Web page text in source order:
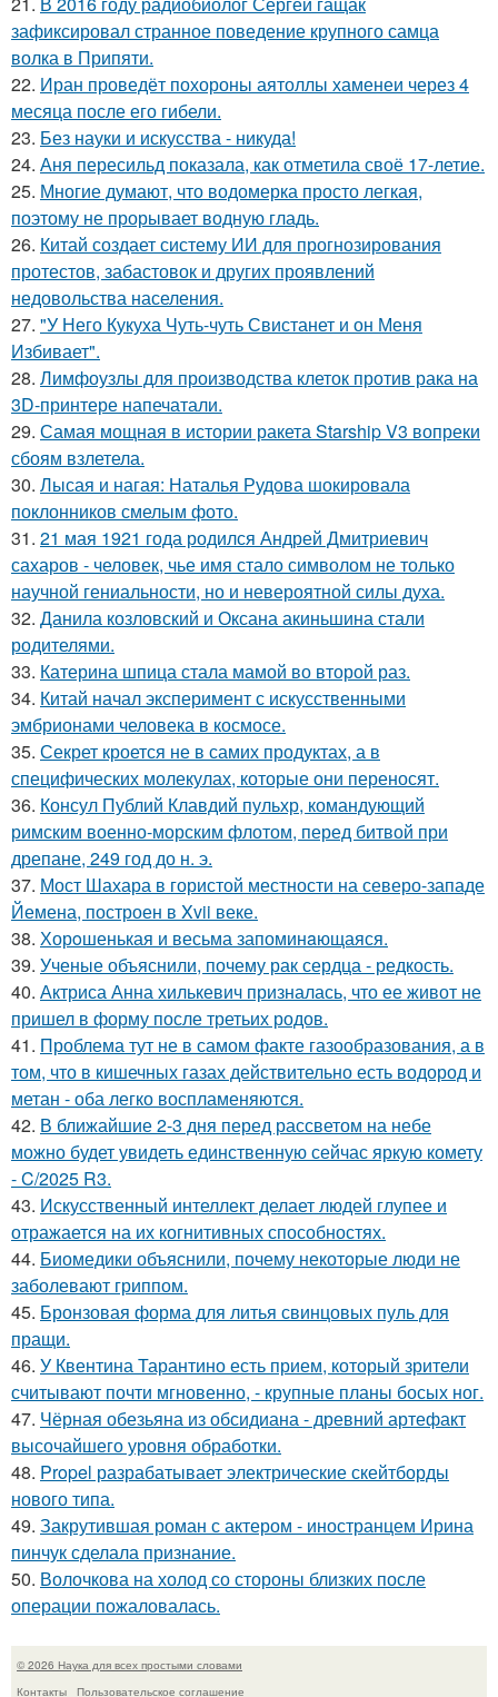
зафиксировал странное поведение крупного самца
волка в Припяти.
22. Иран проведёт похороны аятоллы хаменеи через 4
месяца после его гибели.
23. Без науки и искусства - никуда!
24. Аня пересильд показала, как отметила своё 17-летие.
25. Многие думают, что водомерка просто легкая,
поэтому не прорывает водную гладь.
26. Китай создает систему ИИ для прогнозирования
протестов, забастовок и других проявлений
недовольства населения.
27. "У Него Кукуха Чуть-чуть Свистанет и он Меня
Избивает".
28. Лимфоузлы для производства клеток против рака на
3D-принтере напечатали.
29. Самая мощная в истории ракета Starship V3 вопреки
сбоям взлетела.
30. Лысая и нагая: Наталья Рудова шокировала
поклонников смелым фото.
31. 21 мая 1921 года родился Андрей Дмитриевич
сахаров - человек, чье имя стало символом не только
научной гениальности, но и невероятной силы духа.
32. Данила козловский и Оксана акиньшина стали
родителями.
33. Катерина шпица стала мамой во второй раз.
34. Китай начал эксперимент с искусственными
эмбрионами человека в космосе.
35. Секрет кроется не в самих продуктах, а в
специфических молекулах, которые они переносят.
36. Консул Публий Клавдий пульхр, командующий
римским военно-морским флотом, перед битвой при
дрепане, 249 год до н. э.
37. Мост Шахара в гористой местности на северо-западе
Йемена, построен в Xvii веке.
38. Хорoшенькая и весьма запоминaющаяся.
39. Ученые объяснили, почему рак сердца - редкость.
40. Актриса Анна хилькевич призналась, что ее живот не
пришел в форму после третьих родов.
41. Проблема тут не в самом факте газообразования, а в
том, что в кишечных газах действительно есть водород и
метан - оба легко воспламеняются.
42. В ближайшие 2-3 дня перед рассветом на небе
можно будет увидеть единственную сейчас яркую комету
- C/2025 R3.
43. Искусственный интеллект делает людей глупее и
отражается на их когнитивных способностях.
44. Биомедики объяснили, почему некоторые люди не
заболевают гриппом.
45. Бронзовая форма для литья свинцовых пуль для
пращи.
46. У Квентина Тарантино есть прием, который зрители
считывают почти мгновенно, - крупные планы босых ног.
47. Чёрная обезьяна из обсидиана - древний артефакт
высочайшего уровня обработки.
48. Propel разрабатывает электрические скейтборды
нового типа.
49. Закрутившая роман с актером - иностранцем Ирина
пинчук сделала признание.
50. Волочкова на холод со стороны близких после
операции пожаловалась.
© 2026 Наука для всех простыми словами
Контакты
Пользовательское соглашение